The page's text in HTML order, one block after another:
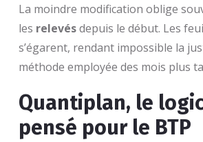
La moindre modification oblige
les relevésdepuis le début. Les
s’égarent, rendant impossible la
méthode employée des mois plus
Quantiplan, le
pensé pour le BTP